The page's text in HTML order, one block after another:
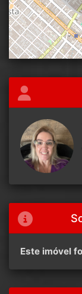
Este imóvel